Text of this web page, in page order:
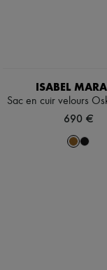
ISABEL
Sac en cuir velours
690 €